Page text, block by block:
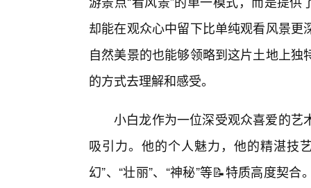
却能在观众心中留下比单纯观看风景
自然美景的也能够领略到这片土地上
的方式去理解和感受。
小白龙作为一位深受观众喜爱的艺
吸引力。他的个人魅力，他的精湛技
幻”、“壮丽”、“神秘”等📝特质高度契